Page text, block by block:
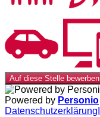
Auf diese Stelle bewerben
Powered by Personio
Datenschutzerklärung